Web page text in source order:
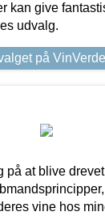
kan give
udvalg.
på
på at blive
vine hos